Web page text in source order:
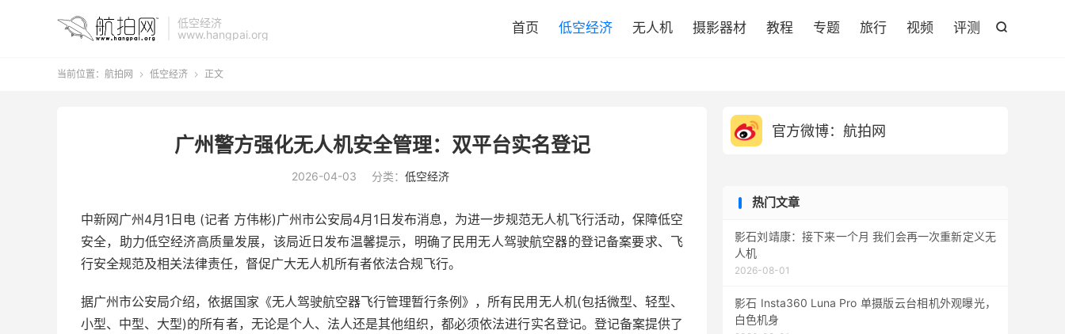
低空经济
www.hangpai.org

首页 低空经济 无人机 摄影器材 教程 专题 旅行 视频 评测
当前位置： 航拍网  低空经济  正文
广州警方强化无人机安全管理：双平台实名登记
2026-04-03 分类： 低空经济
中新网广州4月1日电 (记者 方伟彬)广州市公安局4月1日发布消息，为进一步规范无人机飞行活动，保障低空
安全，助力低空经济高质量发展，该局近日发布温馨提示，明确了民用无人驾驶航空器的登记备案要求、飞
行安全规范及相关法律责任，督促广大无人机所有者依法合规飞行。
据广州市公安局介绍，依据国家《无人驾驶航空器飞行管理暂行条例》，所有民用无人机(包括微型、轻型、
小型、中型、大型)的所有者，无论是个人、法人还是其他组织，都必须依法进行实名登记。登记备案提供了
官方微博：航拍网
热门文章
影石刘靖康：接下来一个月 我们会再一次重新定义无
人机
2026-08-01
影石 Insta360 Luna Pro 单摄版云台相机外观曝光，
白色机身